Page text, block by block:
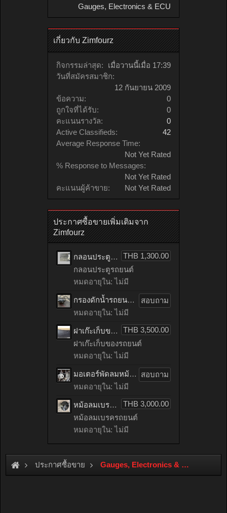
Gauges, Electronics & ECU
เกี่ยวกับ Zimfourz
กิจกรรมล่าสุด:
เมื่อวานนี้เมื่อ 17:39
วันที่สมัครสมาชิก:
12 กันยายน 2009
ข้อความ:
0
ถูกใจที่ได้รับ:
0
คะแนนรางวัล:
0
Active Classifieds:
42
Average Response Time:
Not Yet Rated
% Response to Messages:
Not Yet Rated
คะแนนผู้ค้าขาย:
Not Yet Rated
ประกาศซื้อขายเพิ่มเติมจาก
Zimfourz
THB 1,300.00
กลอนประตูรถยนต์ HONDA accord เก่าญี่ปุ่น
กลอนประตูรถยนต์
หมดอายุใน: ไม่มี
สอบถาม
กรองดักน้ำรถยนต์ toyota TIGER เก่าญี่ปุ่น
หมดอายุใน: ไม่มี
THB 3,500.00
ฝาเก๊ะเก็บของรถยนต์ benz C200 CGI เก่าญี่ปุ่น
ฝาเก๊ะเก็บของรถยนต์
หมดอายุใน: ไม่มี
สอบถาม
มอเตอร์พัดลมหม้อน้ำรถยนต์ HONDA ACCORD เก่าญี่ปุ่น
หมดอายุใน: ไม่มี
THB 3,000.00
หม้อลมเบรครถยนต์ mitsubishi LANCER EX เก่าญี่ปุ่น
หม้อลมเบรครถยนต์
หมดอายุใน: ไม่มี
ประกาศซื้อขาย Gauges, Electronics & ECU